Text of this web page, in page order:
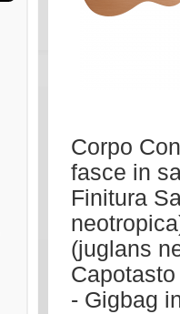
Corpo
fasce in
Finitura
(juglans
- Gigbag